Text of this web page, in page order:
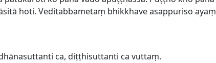
hoti. Veditabbametaṃ bhikkhave asappuriso ayaṃ
ca, diṭṭhisuttanti ca vuttaṃ.